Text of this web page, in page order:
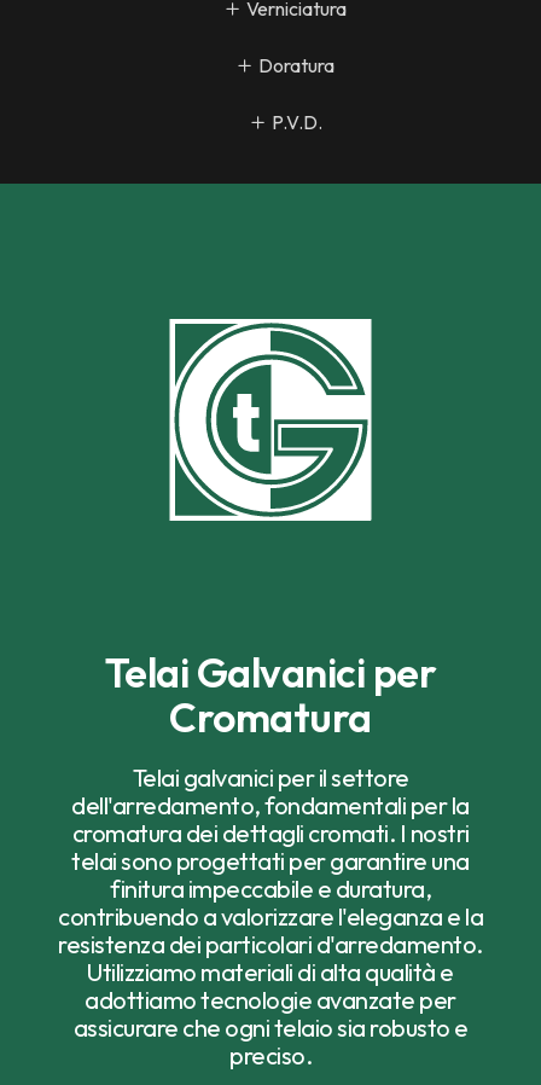
Verniciatura
Doratura
P.V.D.
Telai Galvanici per
Cromatura
Telai galvanici per il settore
dell'arredamento, fondamentali per la
cromatura dei dettagli cromati. I nostri
telai sono progettati per garantire una
finitura impeccabile e duratura,
contribuendo a valorizzare l'eleganza e la
resistenza dei particolari d'arredamento.
Utilizziamo materiali di alta qualità e
adottiamo tecnologie avanzate per
assicurare che ogni telaio sia robusto e
preciso.